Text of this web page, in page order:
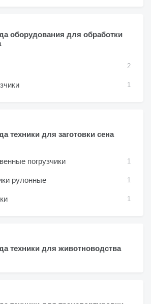
оборудования для обработки
2
1
техники для заготовки сена
погрузчики 1
рулонные 1
1
техники для животноводства